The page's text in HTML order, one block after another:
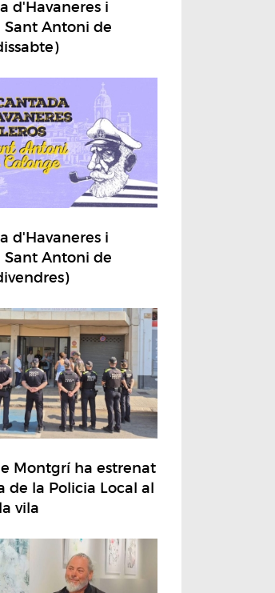
d'Havaneres i
Sant Antoni de
d'Havaneres i
Sant Antoni de
Montgrí ha estrenat
de la Policia Local al
vila